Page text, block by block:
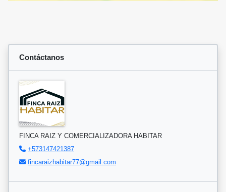
Contáctanos
FINCA RAIZ Y COMERCIALIZADORA HABITAR
+573147421387
fincaraizhabitar77@gmail.com